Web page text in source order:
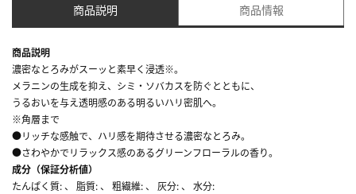
商品説明 商品情報
商品説明
濃密なとろみがスーッと素早く浸透※。
メラニンの生成を抑え、シミ・ソバカスを防ぐとともに、
うるおいを与え透明感のある明るいハリ密肌へ。
※角層まで
●リッチな感触で、ハリ感を期待させる濃密なとろみ。
●さわやかでリラックス感のあるグリーンフローラルの香り。
成分（保証分析値）
たんぱく質: 、 脂質: 、 粗繊維: 、 灰分: 、 水分: